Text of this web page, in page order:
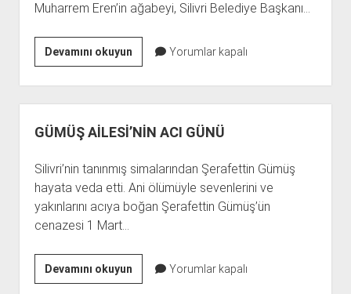
Muharrem Eren’in ağabeyi, Silivri Belediye Başkanı…
Devamını okuyunEREN
AİLESİ’NİN
ACI
GÜNÜ
Yorumlar kapalı
GÜMÜŞ AİLESİ’NİN ACI GÜNÜ
Silivri’nin tanınmış simalarından Şerafettin Gümüş
hayata veda etti. Ani ölümüyle sevenlerini ve
yakınlarını acıya boğan Şerafettin Gümüş’ün
cenazesi 1 Mart…
Devamını okuyunGÜMÜŞ
AİLESİ’NİN
Yorumlar kapalı